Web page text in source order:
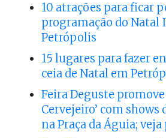
10 atrações para ficar
programação do Natal
Petrópolis
15 lugares para fazer
ceia de Natal em
Feira Deguste promove
Cervejeiro’ com shows
na Praça da Águia;